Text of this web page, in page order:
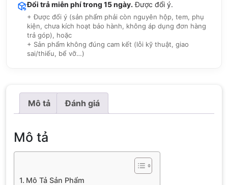
Đổi trả miễn phí trong 15 ngày. Được đổi ý.
+ Được đổi ý (sản phẩm phải còn nguyên hộp, tem, phụ
kiện, chưa kích hoạt bảo hành, không áp dụng đơn hàng
trả góp), hoặc
+ Sản phẩm không đúng cam kết (lỗi kỹ thuật, giao
sai/thiếu, bể vỡ…)
Mô tả Đánh giá
Mô tả
Mô Tả Sản Phẩm